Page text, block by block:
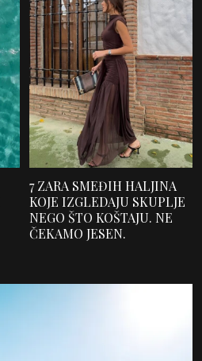
7 ZARA SMEĐIH HALJINA
KOJE IZGLEDAJU SKUPLJE
NEGO ŠTO KOŠTAJU. NE
ČEKAMO JESEN.